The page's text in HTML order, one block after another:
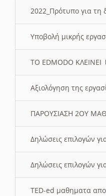
2022_Πρότυπο για τη
Υποβολή μικρής
ΤΟ EDMODO ΚΛΕΙΝΕΙ
Αξιολόγηση της
ΠΑΡΟΥΣΙΑΣΗ 2ΟΥ
Δηλώσεις επιλογών
Δηλώσεις επιλογών
TED-ed μαθηματα